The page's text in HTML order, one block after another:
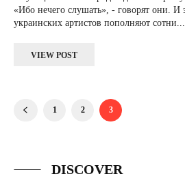
«Ибо нечего слушать», - говорят они. И это в то время, когда ряды
украинских артистов пополняют сотни...
VIEW POST
1 2 3
DISCOVER